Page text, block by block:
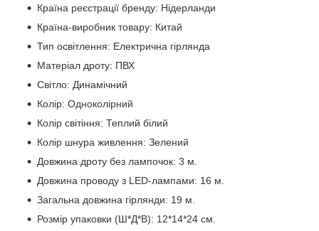
Країна реєстрації бренду: Нідерланди
Країна-виробник товару: Китай
Тип освітлення: Електрична гірлянда
Матеріал дроту: ПВХ
Світло: Динамічний
Колір: Одноколірний
Колір світіння: Теплий білий
Колір шнура живлення: Зелений
Довжина дроту без лампочок: 3 м.
Довжина проводу з LED-лампами: 16 м.
Загальна довжина гірлянди: 19 м.
Розмір упаковки (Ш*Д*В): 12*14*24 см.